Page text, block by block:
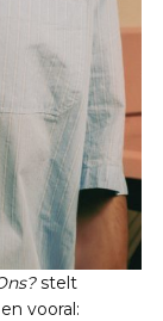
stelt
vooral: